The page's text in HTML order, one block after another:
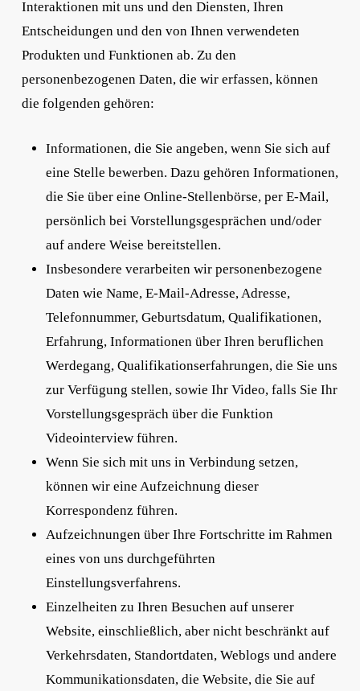
Interaktionen mit uns und den Diensten, Ihren
Entscheidungen und den von Ihnen verwendeten
Produkten und Funktionen ab. Zu den
personenbezogenen Daten, die wir erfassen, können
die folgenden gehören:
Informationen, die Sie angeben, wenn Sie sich auf
eine Stelle bewerben. Dazu gehören Informationen,
die Sie über eine Online-Stellenbörse, per E-Mail,
persönlich bei Vorstellungsgesprächen und/oder
auf andere Weise bereitstellen.
Insbesondere verarbeiten wir personenbezogene
Daten wie Name, E-Mail-Adresse, Adresse,
Telefonnummer, Geburtsdatum, Qualifikationen,
Erfahrung, Informationen über Ihren beruflichen
Werdegang, Qualifikationserfahrungen, die Sie uns
zur Verfügung stellen, sowie Ihr Video, falls Sie Ihr
Vorstellungsgespräch über die Funktion
Videointerview führen.
Wenn Sie sich mit uns in Verbindung setzen,
können wir eine Aufzeichnung dieser
Korrespondenz führen.
Aufzeichnungen über Ihre Fortschritte im Rahmen
eines von uns durchgeführten
Einstellungsverfahrens.
Einzelheiten zu Ihren Besuchen auf unserer
Website, einschließlich, aber nicht beschränkt auf
Verkehrsdaten, Standortdaten, Weblogs und andere
Kommunikationsdaten, die Website, die Sie auf